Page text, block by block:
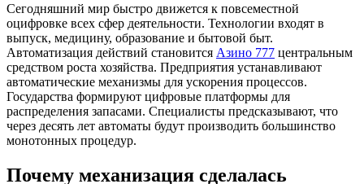
Сегодняшний мир быстро движется к повсеместной
оцифровке всех сфер деятельности. Технологии входят в
выпуск, медицину, образование и бытовой быт.
Автоматизация действий становится Азино 777 центральным
средством роста хозяйства. Предприятия устанавливают
автоматические механизмы для ускорения процессов.
Государства формируют цифровые платформы для
распределения запасами. Специалисты предсказывают, что
через десять лет автоматы будут производить большинство
монотонных процедур.
Почему механизация сделалась